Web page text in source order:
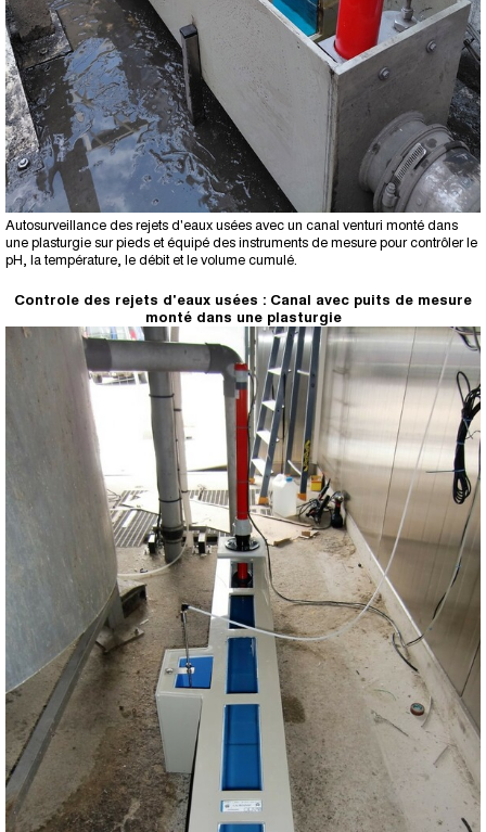
Autosurveillance des rejets d'eaux usées avec un canal venturi monté dans
une plasturgie sur pieds et équipé des instruments de mesure pour contrôler le
pH, la température, le débit et le volume cumulé.
Controle des rejets d'eaux usées : Canal avec puits de mesure
monté dans une plasturgie